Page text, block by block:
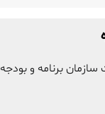
برنامه و بودجه